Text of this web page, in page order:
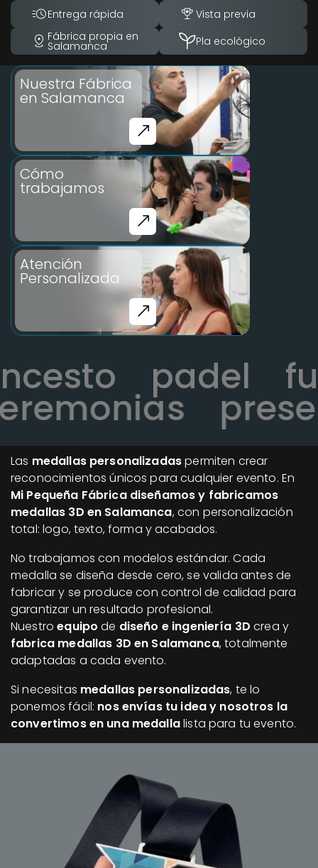
Entrega rápida
Vista previa
Fábrica propia en
Salamanca Pla ecológico
Nuestra Fábrica
en Salamanca
Cómo
trabajamos
Atención
Personalizada
padel
Las medallas personalizadaspermiten crear
reconocimientos únicos para cualquier evento. En
Mi Pequeña Fábrica diseñamos y fabricamos
medallas 3D en Salamanca, con personalización
total: logo, texto, forma y acabados.
No trabajamos con modelos estándar. Cada
medalla se diseña desde cero, se valida antes de
fabricar y se produce con control de calidad para
garantizar un resultado profesional.
Nuestroequipo de diseño e ingeniería 3D crea y
fabrica medallas 3D en Salamanca, totalmente
adaptadas a cada evento.
Si necesitas medallas personalizadas, te lo
ponemos fácil: nos envías tu idea y nosotros la
convertimos en una medallalista para tu evento.